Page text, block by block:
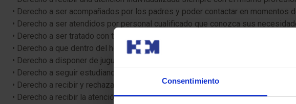
Consentimiento
• Derecho a ser acompañados por los padres y poder contactar en momentos
• Derecho a ser atendidos por personal cualificado que conozca sus
• Derecho a ser tratado con tacto, educación y comprensión, y que se respete
• Derecho a que dentro del hospital se cumplan las medidas de seguridad
• Derecho a disponer de juguetes, libros y material audiovisual dentro del
• Derecho a seguir estudiando durante el proceso de enfermedad (en caso
• Derecho a recibir y rechazar tratamientos experimentales
• Derecho a recibir la atención necesaria caso de que los padres la nieguen